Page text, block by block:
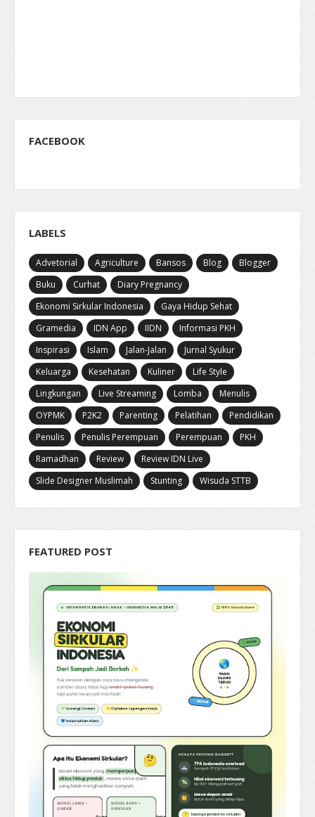
FACEBOOK
LABELS
Advetorial Agriculture Bansos Blog
Blogger
Buku
Curhat
Diary Pregnancy
Ekonomi Sirkular Indonesia
Gaya Hidup Sehat
Gramedia
IDN App IIDN
Informasi PKH
Inspirasi
Islam Jalan-Jalan
Jurnal Syukur
Keluarga
Kesehatan Kuliner
Life Style
Lingkungan
Live Streaming Lomba
Menulis
OYPMK
P2K2 Parenting Pelatihan
Pendidikan
Penulis
Penulis Perempuan Perempuan
PKH
Ramadhan
Review
Review IDN Live
Slide Designer Muslimah
Stunting Wisuda STTB
FEATURED POST